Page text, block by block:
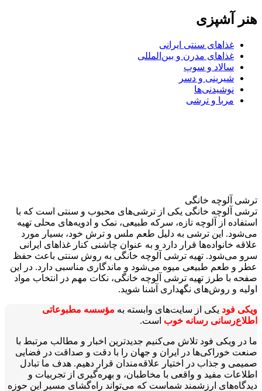
هنر آشپزی
غذاهای سنتی ایرانی
غذاهای مدرن و بین‌المللی
سالاد و سوپ
شیرینی و دسر
نوشیدنی‌ها
مربا و ترشی
ترشی آلوچه خانگی
ترشی آلوچه خانگی یکی از ترشی‌های محبوب و سنتی است که با
استفاده از آلوچه تازه، سرکه طبیعی، نمک و ادویه‌های محلی تهیه
می‌شود. این ترشی به دلیل طعم ملس و ترش خود، بسیار مورد
علاقه خانواده‌ها قرار دارد و به عنوان چاشنی کنار غذاهای ایرانی
سرو می‌شود. تهیه ترشی آلوچه خانگی به روش سنتی باعث حفظ
عطر و طعم طبیعی میوه می‌شود و ماندگاری مناسبی دارد. در این
صفحه با طرز تهیه ترشی آلوچه خانگی، نکات مهم در انتخاب مواد
اولیه و روش‌های نگهداری آشنا شوید.
ویکی‌ فود یکی از سایت‌های وابسته به مؤسسه مطبوعاتی
اطلاع‌رسانی رسانه خوب است.
ما در ویکی‌ فود تلاش می‌کنیم جدیدترین اخبار و مطالب مرتبط با
صنعت خوراکی‌ها در ایران و جهان را با دقت و صداقت در فضایی
صمیمی و جذاب در اختیار علاقه‌مندان قرار دهیم. هدف ما تبادل
اطلاعات مفید و واقعی با مخاطبان، و بهره‌گیری از تجربیات و
دیدگاه‌های ارزشمند شماست که می‌تواند راه‌گشای مسیر این حوزه